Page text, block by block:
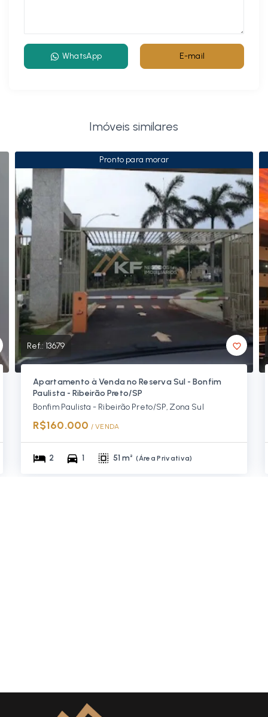
WhatsApp E-mail
Imóveis similares
Pronto para morar
Ref.: 13679
Apartamento à Venda no Reserva Sul - Bonfim
Paulista - Ribeirão Preto/SP
Bonfim Paulista - Ribeirão Preto/SP, Zona Sul
R$160.000 / VENDA
2 1 51 m² (Área Privativa)